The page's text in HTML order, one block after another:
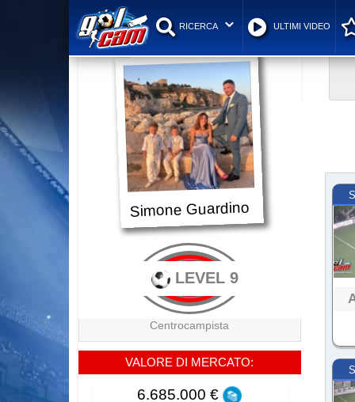
RICERCA ULTIMI VIDEO
Simone Guardino
LEVEL 9
Centrocampista
VALORE DI MERCATO:
6.685.000 €